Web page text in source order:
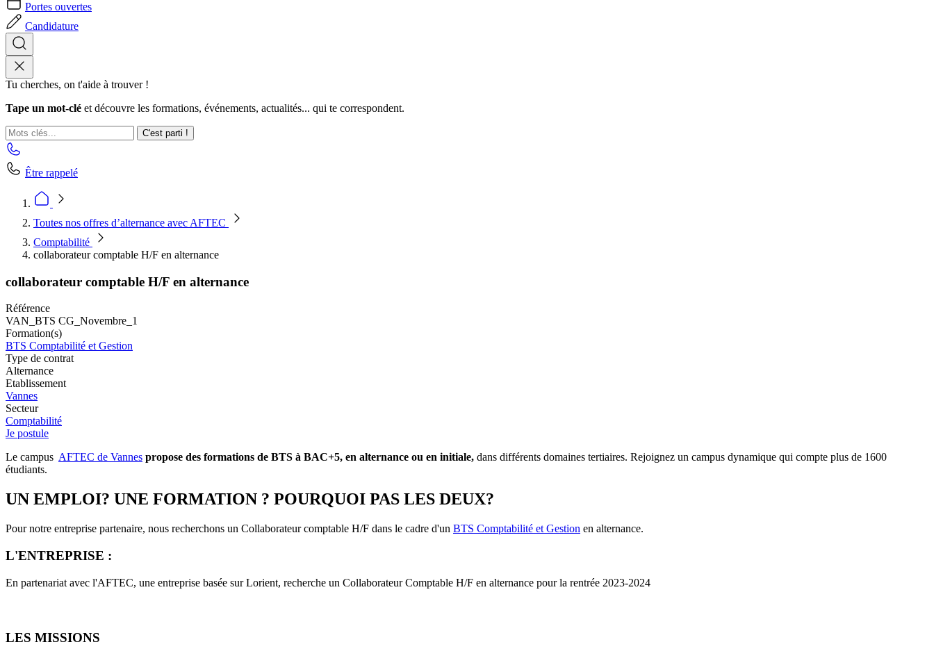
Portes ouvertes
Candidature
Tu cherches, on t'aide à trouver !
Tape un mot-clé et découvre les formations, événements, actualités... qui te correspondent.
C'est parti !
Être rappelé
Toutes nos offres d’alternance avec AFTEC
Comptabilité
collaborateur comptable H/F en alternance
collaborateur comptable H/F en alternance
Référence
VAN_BTS CG_Novembre_1
Formation(s)
BTS Comptabilité et Gestion
Type de contrat
Alternance
Etablissement
Vannes
Secteur
Comptabilité
Je postule
Le campus AFTEC de Vannes propose des formations de BTS à BAC+5, en alternance ou en initiale, dans différents domaines tertiaires. Rejoignez un campus dynamique qui compte plus de 1600
étudiants.
UN EMPLOI? UNE FORMATION ? POURQUOI PAS LES DEUX?
Pour notre entreprise partenaire, nous recherchons un Collaborateur comptable H/F dans le cadre d'un BTS Comptabilité et Gestion en alternance.
L'ENTREPRISE :
En partenariat avec l'AFTEC, une entreprise basée sur Lorient, recherche un Collaborateur Comptable H/F en alternance pour la rentrée 2023-2024
LES MISSIONS